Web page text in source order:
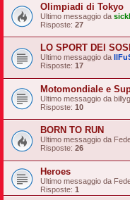
Olimpiadi di Tokyo
Ultimo messaggio da
Risposte: 27
LO SPORT DEI
Ultimo messaggio da
Risposte: 17
Motomondiale e
Ultimo messaggio da billyg
Risposte: 10
BORN TO RUN
Ultimo messaggio da
Risposte: 26
Heroes
Ultimo messaggio da
Risposte: 1